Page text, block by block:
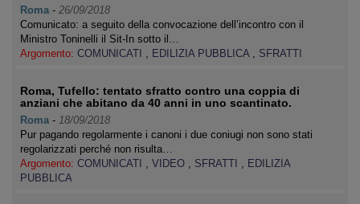
Roma - 26/09/2018
Comunicato: a seguito della convocazione dell’incontro con il
Ministro Toninelli il Sit-In sotto il…
Argomento: COMUNICATI , EDILIZIA PUBBLICA , SFRATTI
Roma, Tufello: tentato sfratto contro una coppia di
anziani che abitano da 40 anni in uno scantinato.
Roma - 18/09/2018
Pur pagando regolarmente i canoni i due coniugi non sono stati
regolarizzati perché non risulta…
Argomento: COMUNICATI , VIDEO , SFRATTI , EDILIZIA
PUBBLICA